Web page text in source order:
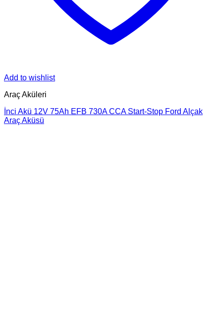
Add to wishlist
Araç Aküleri
İnci Akü 12V 75Ah EFB 730A CCA Start-Stop Ford Alçak
Araç Aküsü